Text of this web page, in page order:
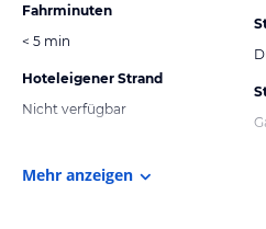
Fahrminuten
< 5 min
Hoteleigener Strand
Nicht verfügbar
Mehr anzeigen